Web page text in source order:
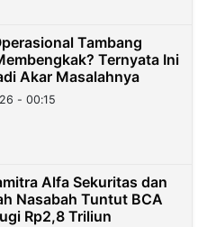
Tambang
Ternyata Ini
Akar Masalahnya
- 00:15
Alfa Sekuritas dan
Nasabah Tuntut BCA
Rp2,8 Triliun